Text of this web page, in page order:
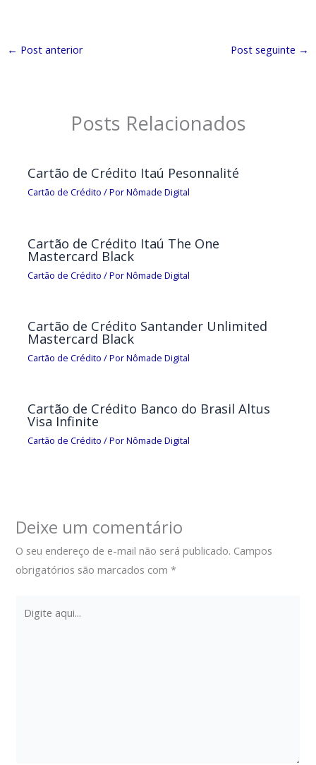
← Post anterior Post seguinte →
Posts Relacionados
Cartão de Crédito Itaú Pesonnalité
Cartão de Crédito / PorNômade Digital
Cartão de Crédito Itaú The One
Mastercard Black
Cartão de Crédito / PorNômade Digital
Cartão de Crédito Santander Unlimited
Mastercard Black
Cartão de Crédito / PorNômade Digital
Cartão de Crédito Banco do Brasil Altus
Visa Infinite
Cartão de Crédito / PorNômade Digital
Deixe um comentário
O seu endereço de e-mail não será publicado. Campos
obrigatórios são marcados com*
aqui...